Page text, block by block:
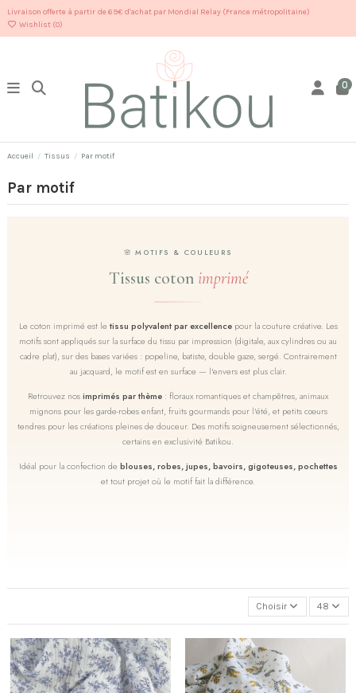
Livraison offerte à partir de 69€ d'achat par Mondial Relay (France métropolitaine)
Wishlist (0)
0
Accueil Tissus Par motif
Par motif
🌸 MOTIFS & COULEURS
Tissus coton imprimé
Le coton imprimé est le tissu polyvalent par excellencepour la couture créative. Les
motifs sont appliqués sur la surface du tissu par impression (digitale, aux cylindres ou au
cadre plat), sur des bases variées : popeline, batiste, double gaze, sergé. Contrairement
au jacquard, le motif est en surface — l'envers est plus clair.
Retrouvez nosimprimés par thème : floraux romantiques et champêtres, animaux
mignons pour les garde-robes enfant, fruits gourmands pour l'été, et petits cœurs
tendres pour les créations pleines de douceur. Des motifs soigneusement sélectionnés,
certains en exclusivité Batikou.
Idéal pour la confection de blouses, robes, jupes, bavoirs, gigoteuses, pochettes
et tout projet où le motif fait la différence.
Choisir 48